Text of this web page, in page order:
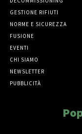
GESTIONE RIFIUTI
NORME E SICUREZZA
FUSIONE
EVENTI
CHI SIAMO
NEWSLETTER
PUBBLICITÀ